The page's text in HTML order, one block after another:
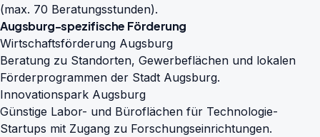
(max. 70 Beratungsstunden).
Augsburg-spezifische Förderung
Wirtschaftsförderung Augsburg
Beratung zu Standorten, Gewerbeflächen und lokalen
Förderprogrammen der Stadt Augsburg.
Innovationspark Augsburg
Günstige Labor- und Büroflächen für Technologie-
Startups mit Zugang zu Forschungseinrichtungen.